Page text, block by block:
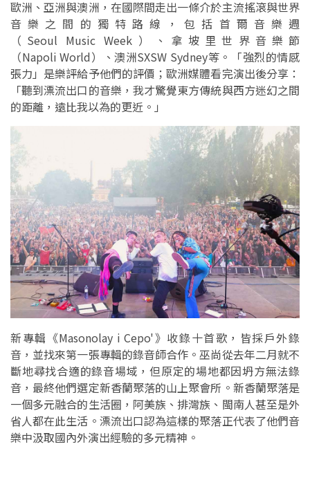
歐洲、亞洲與澳洲，在國際間走出一條介於主流搖滾與世界
音樂之間的獨特路線，包括首爾音樂週
（Seoul Music Week）、拿坡里世界音樂節
（Napoli World）、澳洲SXSW Sydney等。「強烈的情感
張力」是樂評給予他們的評價；歐洲媒體看完演出後分享：
「聽到漂流出口的音樂，我才驚覺東方傳統與西方迷幻之間
的距離，遠比我以為的更近。」
新專輯《Masonolay i Cepo'》收錄十首歌，皆採戶外錄
音，並找來第一張專輯的錄音師合作。巫尚從去年二月就不
斷地尋找合適的錄音場域，但原定的場地都因坍方無法錄
音，最終他們選定新香蘭聚落的山上聚會所。新香蘭聚落是
一個多元融合的生活圈，阿美族、排灣族、閩南人甚至是外
省人都在此生活。漂流出口認為這樣的聚落正代表了他們音
樂中汲取國內外演出經驗的多元精神。